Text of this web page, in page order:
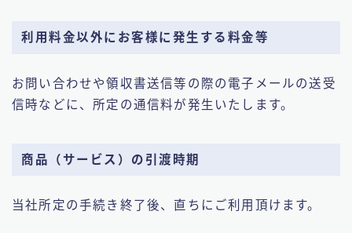
利用料金以外にお客様に発生する料金等
お問い合わせや領収書送信等の際の電子メールの送受
信時などに、所定の通信料が発生いたします。
商品（サービス）の引渡時期
当社所定の手続き終了後、直ちにご利用頂けます。